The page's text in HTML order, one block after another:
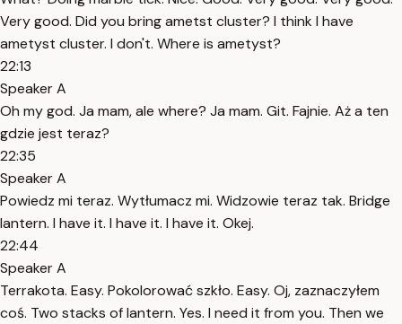
Very good. Did you bring ametst cluster? I think I have
ametyst cluster. I don't. Where is ametyst?
22:13
Speaker A
Oh my god. Ja mam, ale where? Ja mam. Git. Fajnie. Aż a ten
gdzie jest teraz?
22:35
Speaker A
Powiedz mi teraz. Wytłumacz mi. Widzowie teraz tak. Bridge
lantern. I have it. I have it. I have it. Okej.
22:44
Speaker A
Terrakota. Easy. Pokolorować szkło. Easy. Oj, zaznaczyłem
coś. Two stacks of lantern. Yes. I need it from you. Then we